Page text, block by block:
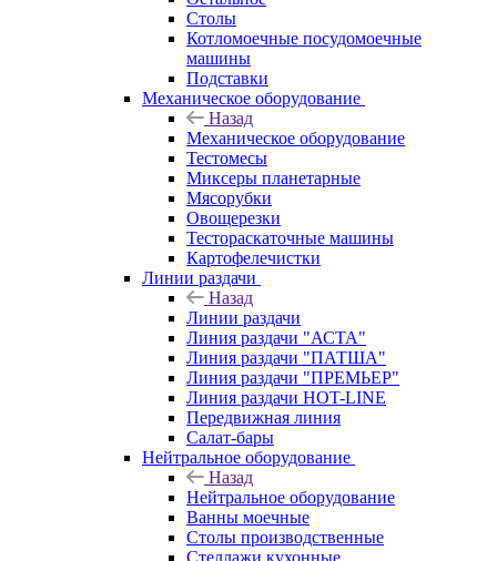
Столы
Котломоечные посудомоечные
машины
Подставки
Механическое оборудование
Назад
Механическое оборудование
Тестомесы
Миксеры планетарные
Мясорубки
Овощерезки
Тестораскаточные машины
Картофелечистки
Линии раздачи
Назад
Линии раздачи
Линия раздачи "АСТА"
Линия раздачи "ПАТША"
Линия раздачи "ПРЕМЬЕР"
Линия раздачи HOT-LINE
Передвижная линия
Салат-бары
Нейтральное оборудование
Назад
Нейтральное оборудование
Ванны моечные
Столы производственные
Стеллажи кухонные